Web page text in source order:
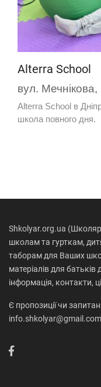
Alterra School
вул. Мечнікова,
Alterra School в
школа повного дня.
Shkolyar.org.ua
школам та гурткам,
таборам для Ваших
матеріалів для батьків
інформація, контакти,
Є пропозиції чи
info.shkolyar@gmail.com